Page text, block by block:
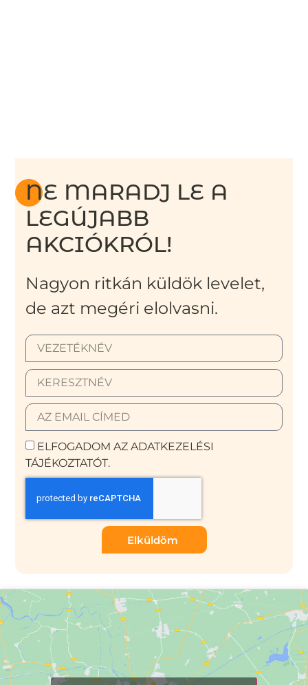
NE MARADJ LE A
LEGÚJABB
AKCIÓKRÓL!
Nagyon ritkán küldök levelet,
de azt megéri elolvasni.
ELFOGADOM AZ ADATKEZELÉSI
TÁJÉKOZTATÓT.
Elküldöm